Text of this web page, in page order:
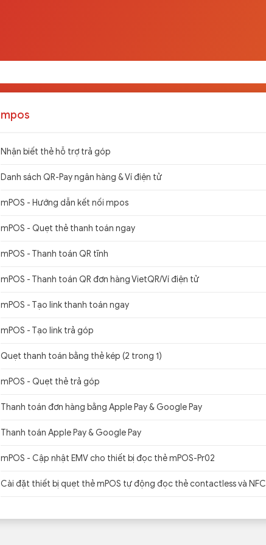
mpos
Nhận biết thẻ hỗ trợ trả góp
Danh sách QR-Pay ngân hàng & Ví điện tử
mPOS - Hướng dẫn kết nối mpos
mPOS - Quẹt thẻ thanh toán ngay
mPOS - Thanh toán QR tĩnh
mPOS - Thanh toán QR đơn hàng VietQR/Ví điện tử
mPOS - Tạo link thanh toán ngay
mPOS - Tạo link trả góp
Quẹt thanh toán bằng thẻ kép (2 trong 1)
mPOS - Quẹt thẻ trả góp
Thanh toán đơn hàng bằng Apple Pay & Google Pay
Thanh toán Apple Pay & Google Pay
mPOS - Cập nhật EMV cho thiết bị đọc thẻ mPOS-Pr02
Cài đặt thiết bị quẹt thẻ mPOS tự động đọc thẻ contactless và NFC